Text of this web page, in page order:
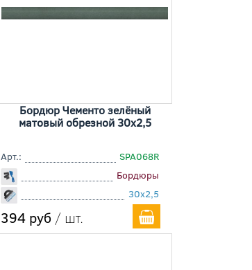
Бордюр Чементо зелёный
матовый обрезной 30x2,5
Арт.:
SPA068R
Бордюры
30x2,5
394 руб / шт.